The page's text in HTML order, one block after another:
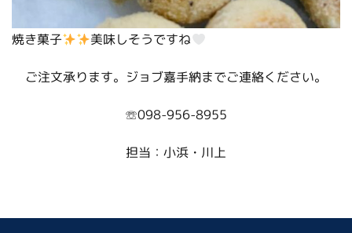
焼き菓子 美味しそうですね
ご注文承ります。ジョブ嘉手納までご連絡ください。
☏098-956-8955
担当：小浜・川上